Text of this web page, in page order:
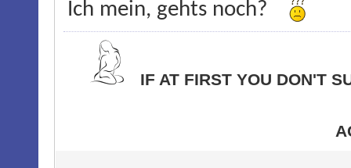
Ich mein, gehts noch?
IF AT FIRST YOU DON'T